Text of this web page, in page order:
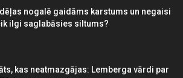
nogalē gaidāms karstums un negaisi
ilgi saglabāsies siltums?
kas neatmazgājas: Lemberga vārdi par